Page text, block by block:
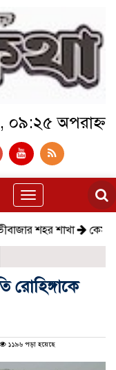
০৯:২৫ অপরাহ্ন
Toggle
navigation
শাখা কেমন আছে
রোহিঙ্গাকে
১১৯৬ পড়া হয়েছে